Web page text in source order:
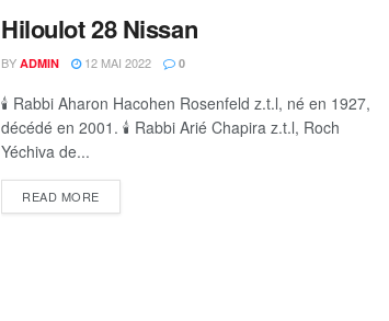
Hiloulot 28 Nissan
BY ADMIN 12 MAI 2022 0
🕯 Rabbi Aharon Hacohen Rosenfeld z.t.l, né en 1927,
décédé en 2001. 🕯 Rabbi Arié Chapira z.t.l, Roch
Yéchiva de...
READ MOREDETAILS